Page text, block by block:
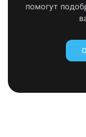
помогут